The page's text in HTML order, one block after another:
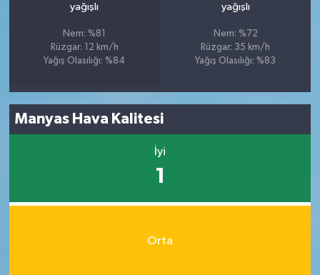
yağışlı
Nem: %81
Rüzgar: 12 km/h
Yağış Olasılığı: %84
yağışlı
Nem: %72
Rüzgar: 35 km/h
Yağış Olasılığı: %83
Manyas Hava Kalitesi
İyi
1
Orta